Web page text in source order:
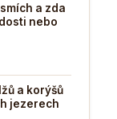
a zda
nebo
a korýšů
jezerech